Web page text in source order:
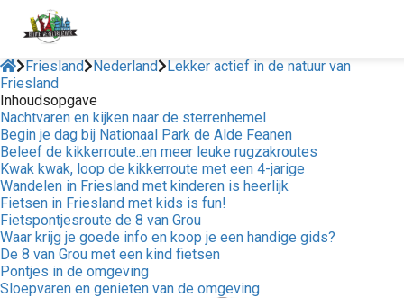
Friesland Nederland
Lekker actief in de natuur van
Friesland
Inhoudsopgave
Nachtvaren en kijken naar de sterrenhemel
Begin je dag bij Nationaal Park de Alde Feanen
Beleef de kikkerroute..en meer leuke rugzakroutes
Kwak kwak, loop de kikkerroute met een 4-jarige
Wandelen in Friesland met kinderen is heerlijk
Fietsen in Friesland met kids is fun!
Fietspontjesroute de 8 van Grou
Waar krijg je goede info en koop je een handige gids?
De 8 van Grou met een kind fietsen
Pontjes in de omgeving
Sloepvaren en genieten van de omgeving